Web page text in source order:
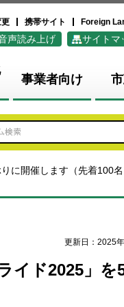
携帯サイト Foreign
声読み上げ サイトマ
事業者向け
に開催します（先着100名
更新日：2025
イド2025」を